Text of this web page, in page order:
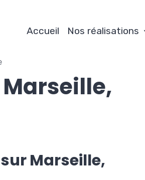
Accueil Nos réalisations
Marseille,